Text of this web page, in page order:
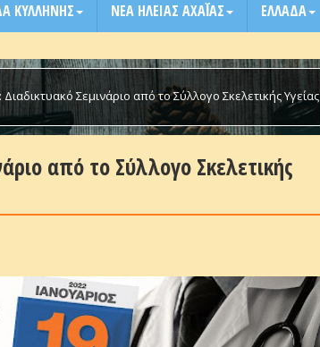
ΚΥΛΛΗΝΗΣ ΝΕΑ ΗΛΕΙΑΣ ΑΧΑΪ́ΑΣ ΕΛΛΑΔΑ
Σεμινάριο από το Σύλλογο Σκελετικής Υγείας
από το Σύλλογο Σκελετικής